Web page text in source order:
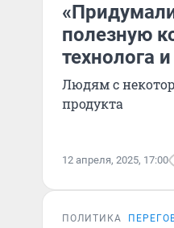
полезную
технолога
Людям с
продукта
12 апреля, 2025, 17:00
ПОЛИТИКА